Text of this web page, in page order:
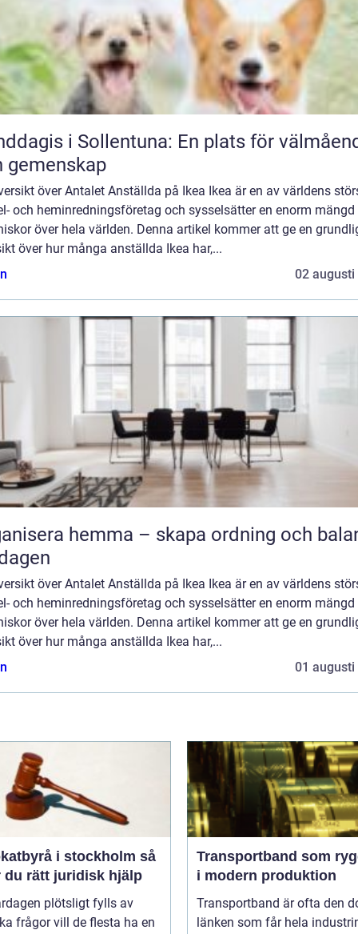
i Sollentuna: En plats för
gemenskap
över Antalet Anställda på Ikea Ikea är en av världens
och heminredningsföretag och sysselsätter en enorm mängd
över hela världen. Denna artikel kommer att ge en
över hur många anställda Ikea har,...
02 augusti
hemma – skapa ordning och
över Antalet Anställda på Ikea Ikea är en av världens
och heminredningsföretag och sysselsätter en enorm mängd
över hela världen. Denna artikel kommer att ge en
över hur många anställda Ikea har,...
01 augusti
i stockholm så
du rätt juridisk hjälp
plötsligt fylls av
frågor vill de flesta ha en
Transportband som
i modern produktion
Transportband är ofta den
länken som får hela